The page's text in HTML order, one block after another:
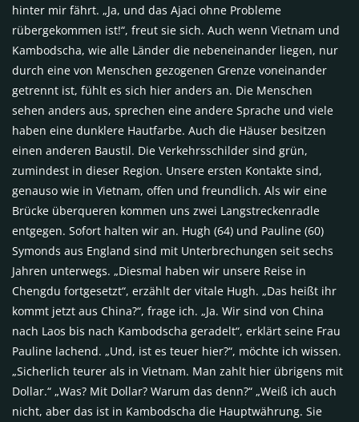
hinter mir fährt. „Ja, und das Ajaci ohne Probleme
rübergekommen ist!“, freut sie sich. Auch wenn Vietnam und
Kambodscha, wie alle Länder die nebeneinander liegen, nur
durch eine von Menschen gezogenen Grenze voneinander
getrennt ist, fühlt es sich hier anders an. Die Menschen
sehen anders aus, sprechen eine andere Sprache und viele
haben eine dunklere Hautfarbe. Auch die Häuser besitzen
einen anderen Baustil. Die Verkehrsschilder sind grün,
zumindest in dieser Region. Unsere ersten Kontakte sind,
genauso wie in Vietnam, offen und freundlich. Als wir eine
Brücke überqueren kommen uns zwei Langstreckenradle
entgegen. Sofort halten wir an. Hugh (64) und Pauline (60)
Symonds aus England sind mit Unterbrechungen seit sechs
Jahren unterwegs. „Diesmal haben wir unsere Reise in
Chengdu fortgesetzt“, erzählt der vitale Hugh. „Das heißt ihr
kommt jetzt aus China?“, frage ich. „Ja. Wir sind von China
nach Laos bis nach Kambodscha geradelt“, erklärt seine Frau
Pauline lachend. „Und, ist es teuer hier?“, möchte ich wissen.
„Sicherlich teurer als in Vietnam. Man zahlt hier übrigens mit
Dollar.“ „Was? Mit Dollar? Warum das denn?“ „Weiß ich auch
nicht, aber das ist in Kambodscha die Hauptwährung. Sie